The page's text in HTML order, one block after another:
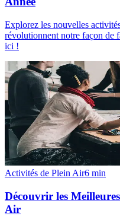
Explorez les nouvelles
révolutionnent notre façon de
ici !
Activités de Plein Air6 min
Découvrir les
Air